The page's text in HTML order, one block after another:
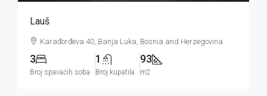
Lauš
Karađorđeva 40, Banja Luka, Bosnia and Herzegovina
3
Broj spavaćih soba
1
Broj kupatila
93
m2